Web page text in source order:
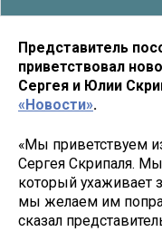
Представитель
приветствовал
Сергея и Юлии
«Новости».
«Мы приветствуем
Сергея Скрипаля.
который ухаживает
мы желаем им
сказал